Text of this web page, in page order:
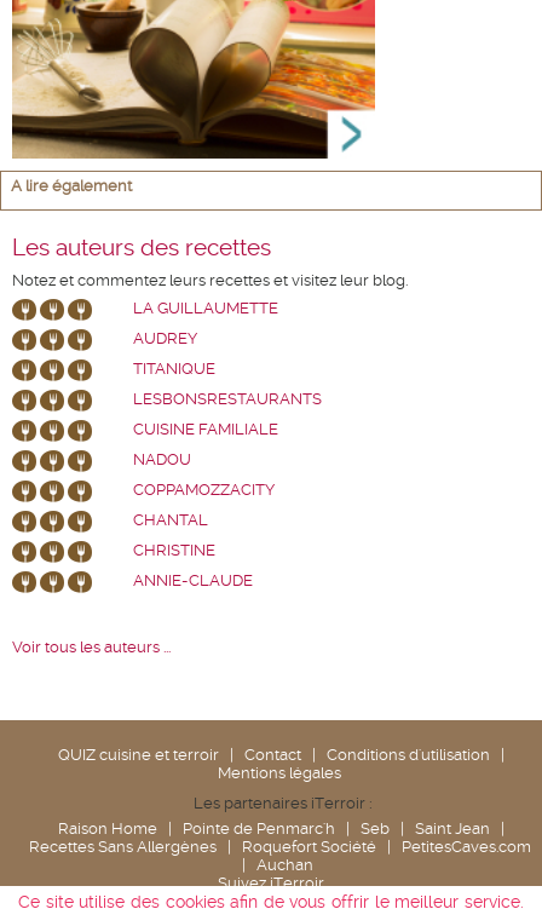
A lire également
Les auteurs des recettes
Notez et commentez leurs recettes et visitez leur blog.
LA GUILLAUMETTE
AUDREY
TITANIQUE
LESBONSRESTAURANTS
CUISINE FAMILIALE
NADOU
COPPAMOZZACITY
CHANTAL
CHRISTINE
ANNIE-CLAUDE
Voir tous les auteurs ...
QUIZ cuisine et terroir Contact Conditions d'utilisation
Mentions légales
Les partenaires iTerroir :
Raison Home
Pointe de Penmarc'h Seb Saint Jean
Recettes Sans Allergènes
Roquefort Société
PetitesCaves.com
Auchan
Suivez iTerroir
Ce site utilise des cookies afin de vous offrir le meilleur service.